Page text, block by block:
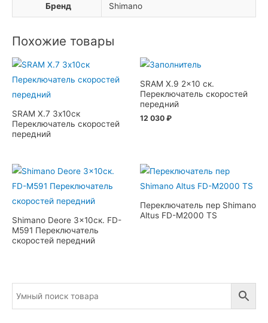
Бренд Shimano
Похожие товары
SRAM X.7 3х10ск
Переключатель скоростей
передний
SRAM X.9 2×10 ск.
Переключатель скоростей
передний
12 030 ₽
Shimano Deore 3×10ск. FD-
M591 Переключатель
скоростей передний
Переключатель пер Shimano
Altus FD-M2000 TS